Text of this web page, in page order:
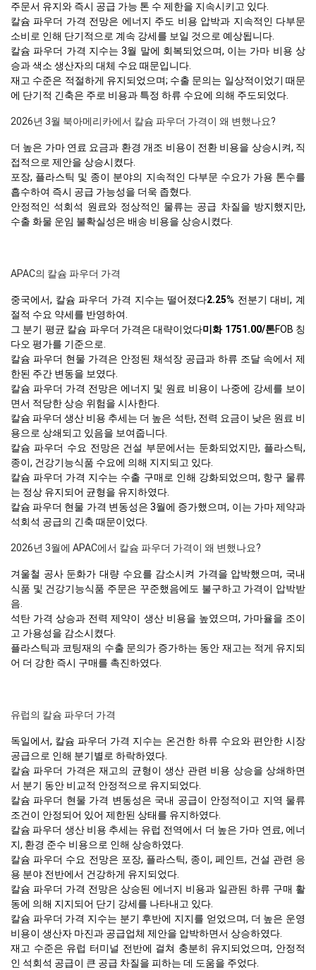
주문서 유지와 즉시 공급 가능 톤 수 제한을 지속시키고 있다.
칼슘 파우더 가격 전망은 에너지 주도 비용 압박과 지속적인 다부문
소비로 인해 단기적으로 계속 강세를 보일 것으로 예상됩니다.
칼슘 파우더 가격 지수는 3월 말에 회복되었으며, 이는 가마 비용 상
승과 색소 생산자의 대체 수요 때문입니다.
재고 수준은 적절하게 유지되었으며; 수출 문의는 일상적이었기 때문
에 단기적 긴축은 주로 비용과 특정 하류 수요에 의해 주도되었다.
2026년 3월 북아메리카에서 칼슘 파우더 가격이 왜 변했나요?
더 높은 가마 연료 요금과 환경 개조 비용이 전환 비용을 상승시켜, 직
접적으로 제안을 상승시켰다.
포장, 플라스틱 및 종이 분야의 지속적인 다부문 수요가 가용 톤수를
흡수하여 즉시 공급 가능성을 더욱 좁혔다.
안정적인 석회석 원료와 정상적인 물류는 공급 차질을 방지했지만,
수출 화물 운임 불확실성은 배송 비용을 상승시켰다.
APAC의 칼슘 파우더 가격
중국에서, 칼슘 파우더 가격 지수는 떨어졌다2.25% 전분기 대비, 계
절적 수요 약세를 반영하여.
그 분기 평균 칼슘 파우더 가격은 대략이었다미화 1751.00/톤FOB 칭
다오 평가를 기준으로.
칼슘 파우더 현물 가격은 안정된 채석장 공급과 하류 조달 속에서 제
한된 주간 변동을 보였다.
칼슘 파우더 가격 전망은 에너지 및 원료 비용이 나중에 강세를 보이
면서 적당한 상승 위험을 시사한다.
칼슘 파우더 생산 비용 추세는 더 높은 석탄, 전력 요금이 낮은 원료 비
용으로 상쇄되고 있음을 보여줍니다.
칼슘 파우더 수요 전망은 건설 부문에서는 둔화되었지만, 플라스틱,
종이, 건강기능식품 수요에 의해 지지되고 있다.
칼슘 파우더 가격 지수는 수출 구매로 인해 강화되었으며, 항구 물류
는 정상 유지되어 균형을 유지하였다.
칼슘 파우더 현물 가격 변동성은 3월에 증가했으며, 이는 가마 제약과
석회석 공급의 긴축 때문이었다.
2026년 3월에 APAC에서 칼슘 파우더 가격이 왜 변했나요?
겨울철 공사 둔화가 대량 수요를 감소시켜 가격을 압박했으며, 국내
식품 및 건강기능식품 주문은 꾸준했음에도 불구하고 가격이 압박받
음.
석탄 가격 상승과 전력 제약이 생산 비용을 높였으며, 가마율을 조이
고 가용성을 감소시켰다.
플라스틱과 코팅재의 수출 문의가 증가하는 동안 재고는 적게 유지되
어 더 강한 즉시 구매를 촉진하였다.
유럽의 칼슘 파우더 가격
독일에서, 칼슘 파우더 가격 지수는 온건한 하류 수요와 편안한 시장
공급으로 인해 분기별로 하락하였다.
칼슘 파우더 가격은 재고의 균형이 생산 관련 비용 상승을 상쇄하면
서 분기 동안 비교적 안정적으로 유지되었다.
칼슘 파우더 현물 가격 변동성은 국내 공급이 안정적이고 지역 물류
조건이 안정되어 있어 제한된 상태를 유지하였다.
칼슘 파우더 생산 비용 추세는 유럽 전역에서 더 높은 가마 연료, 에너
지, 환경 준수 비용으로 인해 상승하였다.
칼슘 파우더 수요 전망은 포장, 플라스틱, 종이, 페인트, 건설 관련 응
용 분야 전반에서 건강하게 유지되었다.
칼슘 파우더 가격 전망은 상승된 에너지 비용과 일관된 하류 구매 활
동에 의해 지지되어 단기 강세를 나타내고 있다.
칼슘 파우더 가격 지수는 분기 후반에 지지를 얻었으며, 더 높은 운영
비용이 생산자 마진과 공급업체 제안을 압박하면서 상승하였다.
재고 수준은 유럽 터미널 전반에 걸쳐 충분히 유지되었으며, 안정적
인 석회석 공급이 큰 공급 차질을 피하는 데 도움을 주었다.